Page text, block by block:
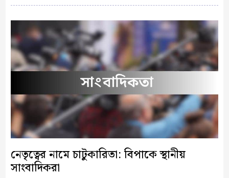
নেতৃত্বের নামে চাটুকারিতা: বিপাকে স্থানীয়
সাংবাদিকরা